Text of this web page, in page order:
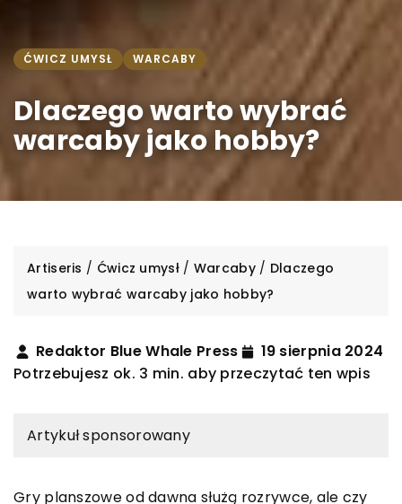
ĆWICZ UMYSŁ WARCABY
Dlaczego warto wybrać
warcaby jako hobby?
Artiseris / Ćwicz umysł/ Warcaby/ Dlaczego
warto wybrać warcaby jako hobby?
Redaktor Blue Whale Press
19 sierpnia 2024
Potrzebujesz ok. 3 min. aby przeczytać ten wpis
Artykuł sponsorowany
Gry planszowe od dawna służą rozrywce, ale czy